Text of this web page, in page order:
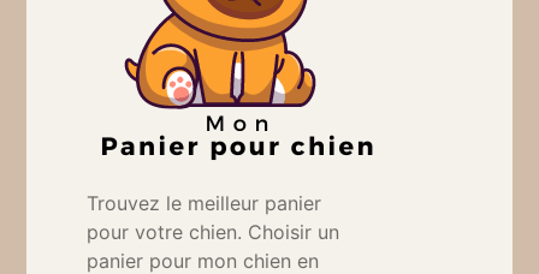
Trouvez le meilleur panier
pour votre chien. Choisir un
panier pour mon chien en